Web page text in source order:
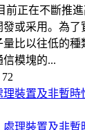
前正在不斷推
或采用。為了
比以往低的種
模塊的...
裝置及非暫時